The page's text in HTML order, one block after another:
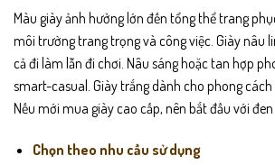
Màu giày ảnh hưởng lớn đến tổng thể trang
môi trường trang trọng và công việc. Giày nâu
cả đi làm lẫn đi chơi. Nâu sáng hoặc tan hợp
smart-casual. Giày trắng dành cho phong cách
Nếu mới mua giày cao cấp, nên bắt đầu với
Chọn theo nhu cầu sử dụng